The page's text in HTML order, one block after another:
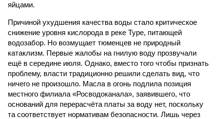
яйцами.
Причиной ухудшения качества воды стало критическое
снижение уровня кислорода в реке Туре, питающей
водозабор. Но возмущает тюменцев не природный
катаклизм. Первые жалобы на гнилую воду прозвучали
ещё в середине июля. Однако, вместо того чтобы признать
проблему, власти традиционно решили сделать вид, что
ничего не произошло. Масла в огонь подлила позиция
местного филиала «Росводоканала», заявившего, что
оснований для перерасчёта платы за воду нет, поскольку
та соответствует нормативам безопасности. Лишь через